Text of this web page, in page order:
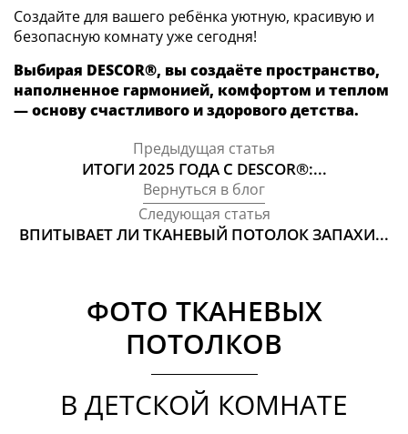
Создайте для вашего ребёнка уютную, красивую и
безопасную комнату уже сегодня!
Выбирая DESCOR®, вы создаёте пространство,
наполненное гармонией, комфортом и теплом
— основу счастливого и здорового детства.
Предыдущая статья
ИТОГИ 2025 ГОДА С DESCOR®:...
Вернуться в блог
Следующая статья
ВПИТЫВАЕТ ЛИ ТКАНЕВЫЙ ПОТОЛОК ЗАПАХИ...
ФОТО ТКАНЕВЫХ
ПОТОЛКОВ
В ДЕТСКОЙ КОМНАТЕ